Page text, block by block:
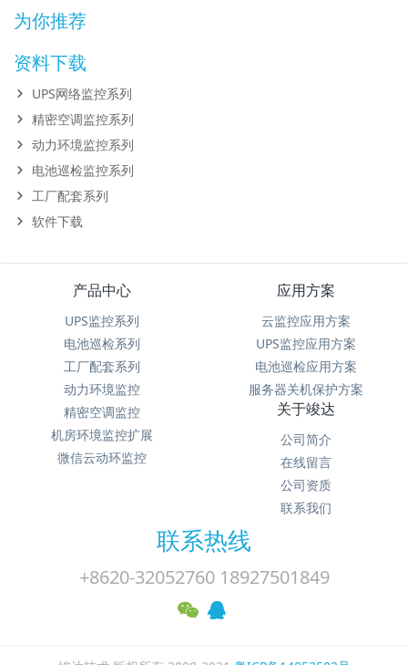
为你推荐
资料下载
UPS网络监控系列
精密空调监控系列
动力环境监控系列
电池巡检监控系列
工厂配套系列
软件下载
产品中心
UPS监控系列
电池巡检系列
工厂配套系列
动力环境监控
精密空调监控
机房环境监控扩展
微信云动环监控
应用方案
云监控应用方案
UPS监控应用方案
电池巡检应用方案
服务器关机保护方案
关于竣达
公司简介
在线留言
公司资质
联系我们
联系热线
+8620-32052760 18927501849